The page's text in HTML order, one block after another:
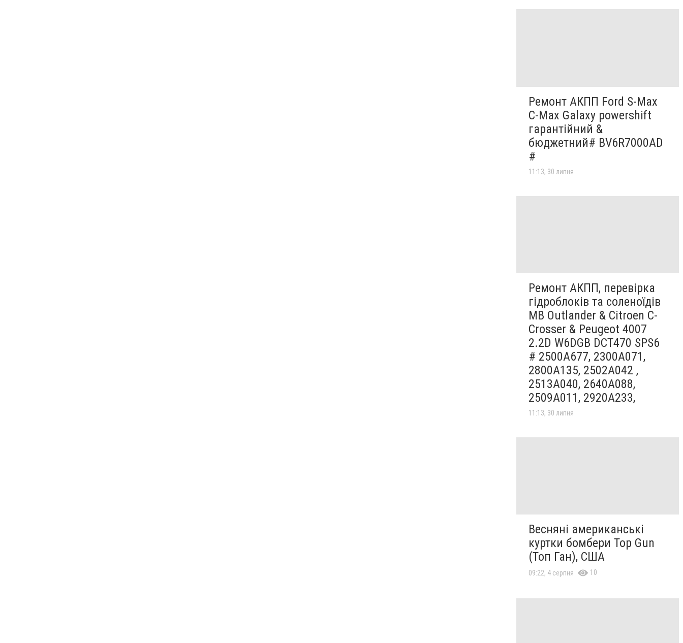
Ремонт АКПП Ford S-Max
C-Max Galaxy powershift
гарантійний &
бюджетний# BV6R7000AD
#
11:13, 30 липня
Ремонт АКПП, перевірка
гідроблоків та соленоїдів
MB Outlander & Citroen C-
Crosser & Peugeot 4007
2.2D W6DGB DCT470 SPS6
# 2500A677, 2300A071,
2800A135, 2502A042 ,
2513A040, 2640A088,
2509A011, 2920A233,
11:13, 30 липня
Весняні американські
куртки бомбери Top Gun
(Топ Ган), США
09:22, 4 серпня 10